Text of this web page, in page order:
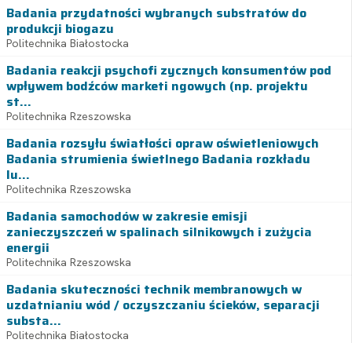
Badania przydatności wybranych substratów do
produkcji biogazu
Politechnika Białostocka
Badania reakcji psychofi zycznych konsumentów pod
wpływem bodźców marketi ngowych (np. projektu
st...
Politechnika Rzeszowska
Badania rozsyłu światłości opraw oświetleniowych
Badania strumienia świetlnego Badania rozkładu
lu...
Politechnika Rzeszowska
Badania samochodów w zakresie emisji
zanieczyszczeń w spalinach silnikowych i zużycia
energii
Politechnika Rzeszowska
Badania skuteczności technik membranowych w
uzdatnianiu wód / oczyszczaniu ścieków, separacji
substa...
Politechnika Białostocka